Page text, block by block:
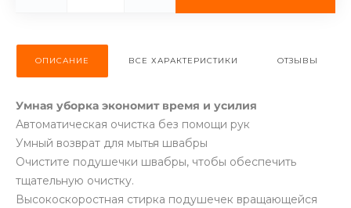
раз в 2
ОПИСАНИЕ ВСЕ ХАРАКТЕРИСТИКИ ОТЗЫВЫ
Умная уборка экономит время и усилия
Автоматическая очистка без помощи рук
Умный возврат для мытья швабры
Очистите подушечки швабры, чтобы обеспечить
тщательную очистку.
Высокоскоростная стирка подушечек вращающейся